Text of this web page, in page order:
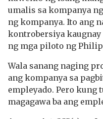
umalis sa kompanya
ng kompanya. Ito ang
kontrobersiya
ng mga piloto ng
Wala sanang naging
ang kompanya sa
empleyado. Pero kung
magagawa ba ang